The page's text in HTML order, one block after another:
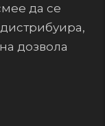
да се
дозвола